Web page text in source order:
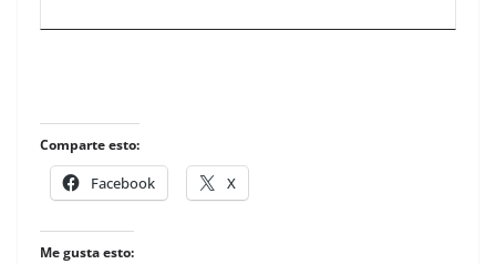
Comparte esto:
Facebook X
Me gusta esto: